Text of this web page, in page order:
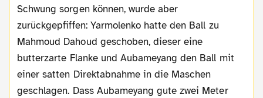
Schwung sorgen können, wurde aber
zurückgepfiffen: Yarmolenko hatte den Ball zu
Mahmoud Dahoud geschoben, dieser eine
butterzarte Flanke und Aubameyang den Ball mit
einer satten Direktabnahme in die Maschen
geschlagen. Dass Aubameyang gute zwei Meter